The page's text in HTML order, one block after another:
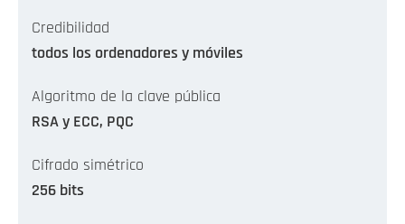
Credibilidad
todos los ordenadores y móviles
Algoritmo de la clave pública
RSA y ECC, PQC
Cifrado simétrico
256 bits